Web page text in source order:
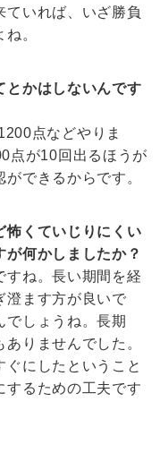
ていれば、いざ勝負
。
とかはしないんです
点などやりま
点が10回出るほうが
できるからです。
怖くていじりにくい
何かしましたか？
すね。長い期間を経
澄ます方が良いで
でしょうね。長期
りませんでした。
にしたということ
するための工夫です